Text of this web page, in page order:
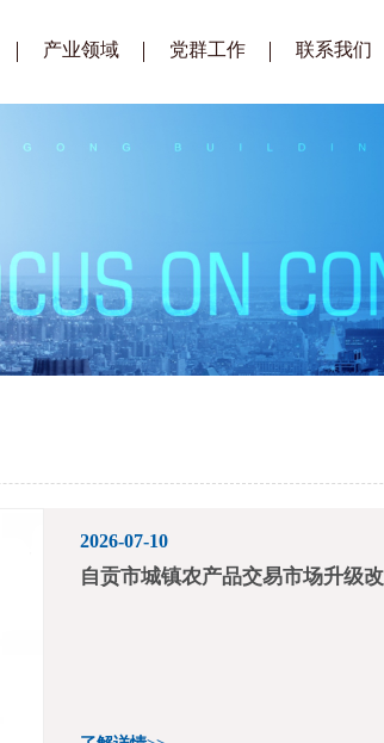
产业领域
房地产开发
党群工作 联系我们
2026-07-10
自贡市城镇农产品交易市场升级